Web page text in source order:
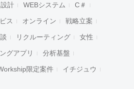
設計 WEBシステム C＃
ス オンライン 戦略立案
リクルーティング 女性
グアプリ 分析基盤
限定案件 イチジュウ